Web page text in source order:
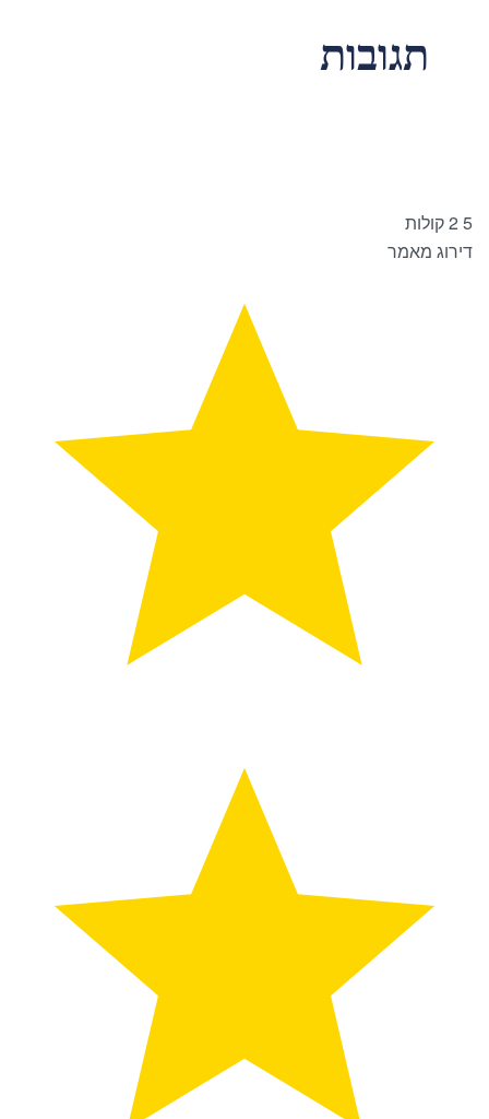
תגובות
5
2קולות
דירוג מאמר